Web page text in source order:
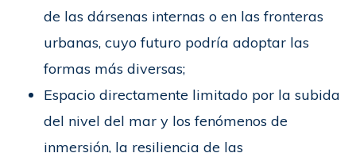
de las dársenas internas o en las fronteras
urbanas, cuyo futuro podría adoptar las
formas más diversas;
Espacio directamente limitado por la subida
del nivel del mar y los fenómenos de
inmersión, la resiliencia de las